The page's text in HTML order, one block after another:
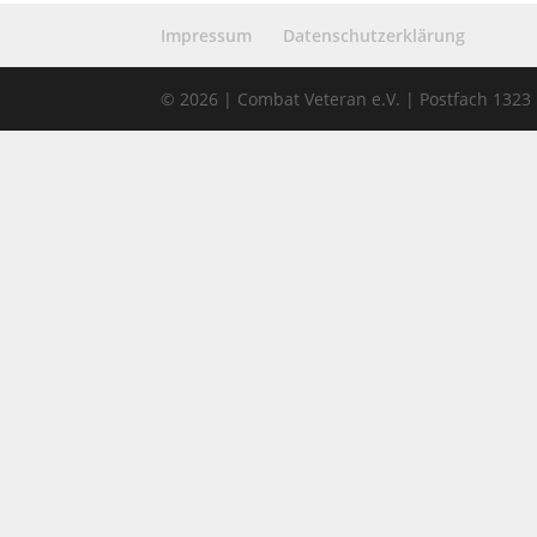
Impressum Datenschutzerklärung
© 2026 | Combat Veteran e.V. | Postfach